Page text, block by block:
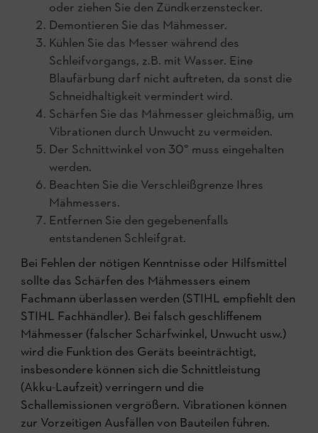
oder ziehen Sie den Zündkerzenstecker.
Demontieren Sie das Mähmesser.
Kühlen Sie das Messer während des
Schleifvorgangs, z.B. mit Wasser. Eine
Blaufärbung darf nicht auftreten, da sonst die
Schneidhaltigkeit vermindert wird.
Schärfen Sie das Mähmesser gleichmäßig, um
Vibrationen durch Unwucht zu vermeiden.
Der Schnittwinkel von 30° muss eingehalten
werden.
Beachten Sie die Verschleißgrenze Ihres
Mähmessers.
Entfernen Sie den gegebenenfalls
entstandenen Schleifgrat.
Bei Fehlen der nötigen Kenntnisse oder Hilfsmittel
sollte das Schärfen des Mähmessers einem
Fachmann überlassen werden (STIHL empfiehlt den
STIHL Fachhändler). Bei falsch geschliffenem
Mähmesser (falscher Schärfwinkel, Unwucht usw.)
wird die Funktion des Geräts beeinträchtigt,
insbesondere können sich die Schnittleistung
(Akku-Laufzeit) verringern und die
Schallemissionen vergrößern. Vibrationen können
zur Vorzeitigen Ausfällen von Bauteilen führen.